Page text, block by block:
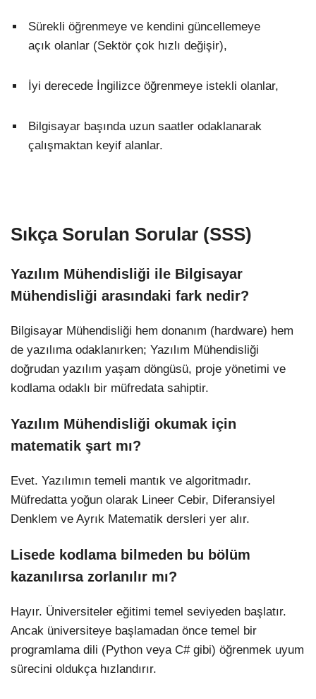
Sürekli öğrenmeye ve kendini güncellemeye
açık olanlar (Sektör çok hızlı değişir),
İyi derecede İngilizce öğrenmeye istekli olanlar,
Bilgisayar başında uzun saatler odaklanarak
çalışmaktan keyif alanlar.
Sıkça Sorulan Sorular (SSS)
Yazılım Mühendisliği ile Bilgisayar
Mühendisliği arasındaki fark nedir?
Bilgisayar Mühendisliği hem donanım (hardware) hem
de yazılıma odaklanırken; Yazılım Mühendisliği
doğrudan yazılım yaşam döngüsü, proje yönetimi ve
kodlama odaklı bir müfredata sahiptir.
Yazılım Mühendisliği okumak için
matematik şart mı?
Evet. Yazılımın temeli mantık ve algoritmadır.
Müfredatta yoğun olarak Lineer Cebir, Diferansiyel
Denklem ve Ayrık Matematik dersleri yer alır.
Lisede kodlama bilmeden bu bölüm
kazanılırsa zorlanılır mı?
Hayır. Üniversiteler eğitimi temel seviyeden başlatır.
Ancak üniversiteye başlamadan önce temel bir
programlama dili (Python veya C# gibi) öğrenmek uyum
sürecini oldukça hızlandırır.